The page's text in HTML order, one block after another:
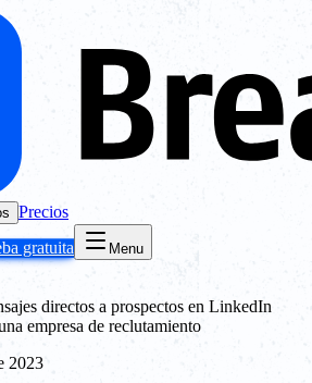
Precios
gratuita Menu
directos a prospectos en LinkedIn
empresa de reclutamiento
2023